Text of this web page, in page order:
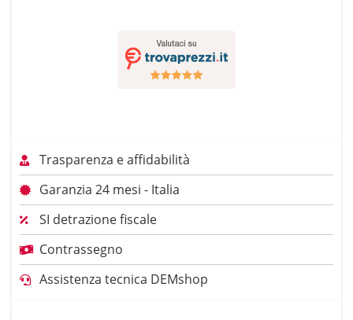
Trasparenza e affidabilità
Garanzia 24 mesi - Italia
SI detrazione fiscale
Contrassegno
Assistenza tecnica DEMshop